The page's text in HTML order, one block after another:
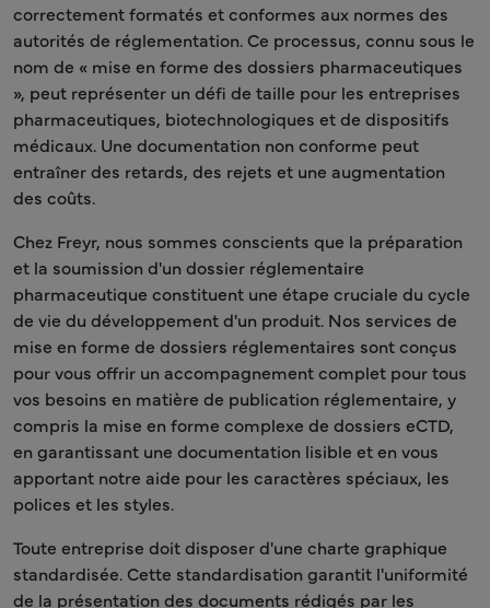
correctement formatés et conformes aux normes des
autorités de réglementation. Ce processus, connu sous le
nom de « mise en forme des dossiers pharmaceutiques
», peut représenter un défi de taille pour les entreprises
pharmaceutiques, biotechnologiques et de dispositifs
médicaux. Une documentation non conforme peut
entraîner des retards, des rejets et une augmentation
des coûts.
Chez Freyr, nous sommes conscients que la préparation
et la soumission d'un dossier réglementaire
pharmaceutique constituent une étape cruciale du cycle
de vie du développement d'un produit. Nos services de
mise en forme de dossiers réglementaires sont conçus
pour vous offrir un accompagnement complet pour tous
vos besoins en matière de publication réglementaire, y
compris la mise en forme complexe de dossiers eCTD,
en garantissant une documentation lisible et en vous
apportant notre aide pour les caractères spéciaux, les
polices et les styles.
Toute entreprise doit disposer d'une charte graphique
standardisée. Cette standardisation garantit l'uniformité
de la présentation des documents rédigés par les